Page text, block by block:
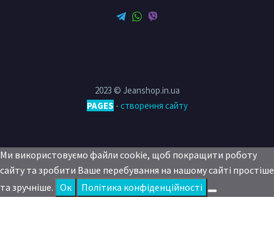
2023 © Jeanshop.in.ua
PAGES - створення сайту
Ми використовуємо файли cookie, щоб покращити роботу
сайту та зробити Ваше перебування на нашому сайті простіше
та зручніше. Oк Політика конфіденційності